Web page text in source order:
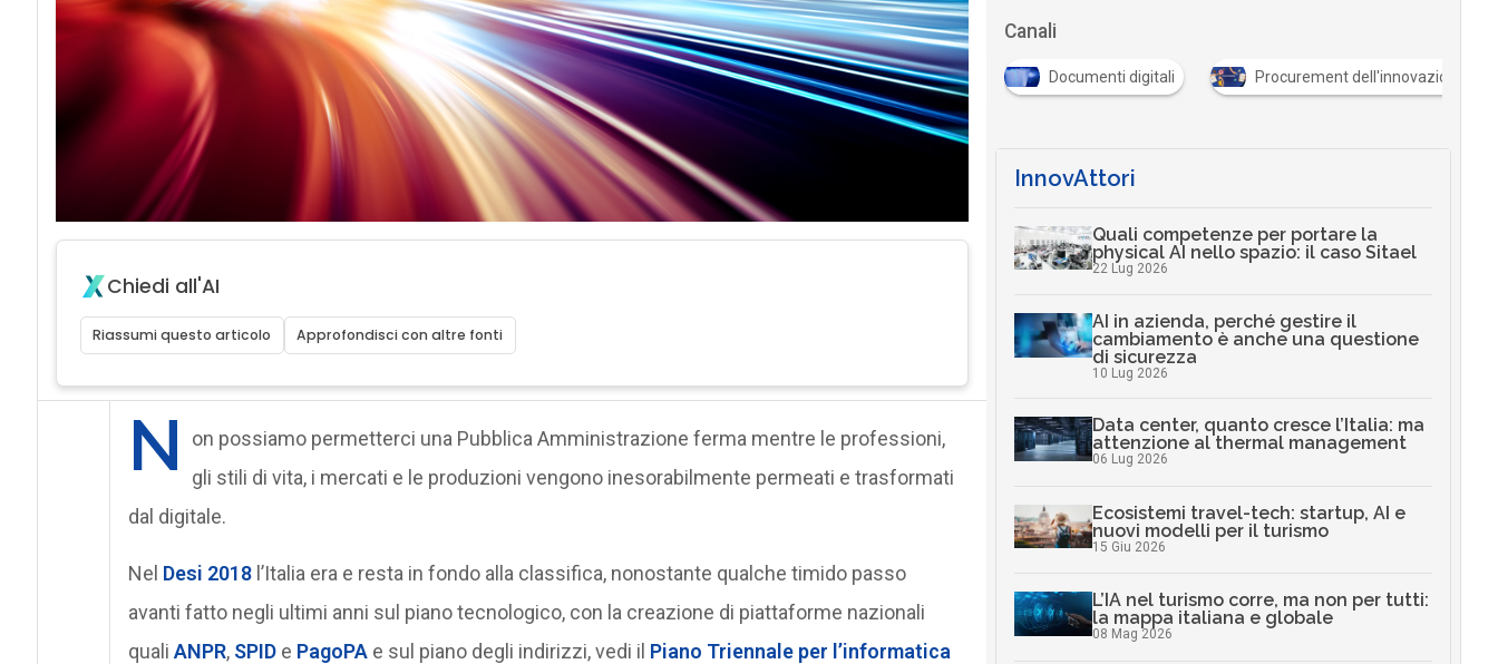
Chiedi all'AI
Riassumi questo articolo Approfondisci con altre fonti
N
on possiamo permetterci una Pubblica Amministrazione ferma mentre le professioni,
gli stili di vita, i mercati e le produzioni vengono inesorabilmente permeati e trasformati
dal digitale.
Nel Desi 2018l’Italia era e resta in fondo alla classifica, nonostante qualche timido passo
avanti fatto negli ultimi anni sul piano tecnologico, con la creazione di piattaforme nazionali
quali ANPR, SPID e PagoPA e sul piano degli indirizzi, vedi il Piano Triennale per l’informatica
Canali
Cittadinanza digitale Documenti digitali Procurement dell'innovazione
InnovAttori
Quali competenze per portare la
physical AI nello spazio: il caso Sitael
22 Lug 2026
AI in azienda, perché gestire il
cambiamento è anche una questione
di sicurezza
10 Lug 2026
Data center, quanto cresce l’Italia: ma
attenzione al thermal management
06 Lug 2026
Ecosistemi travel-tech: startup, AI e
nuovi modelli per il turismo
15 Giu 2026
L’IA nel turismo corre, ma non per tutti:
la mappa italiana e globale
08 Mag 2026